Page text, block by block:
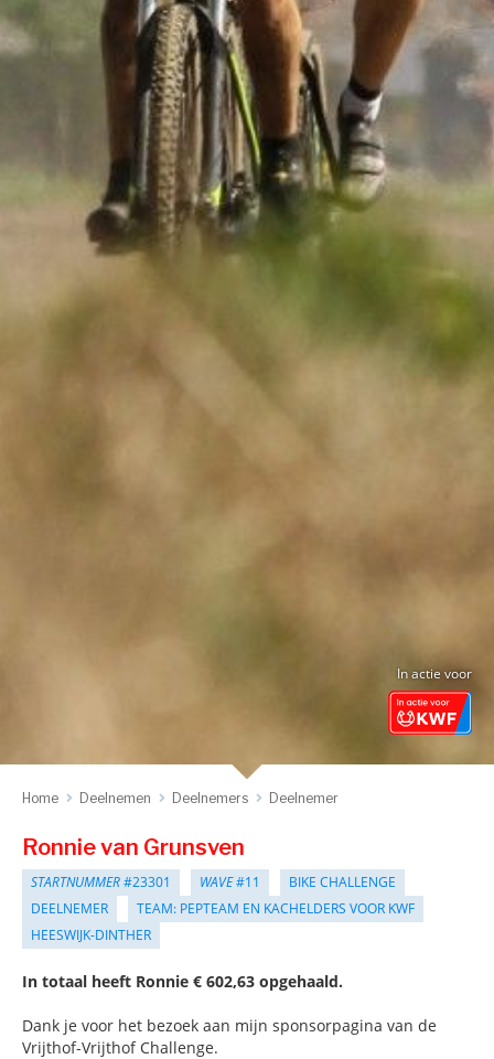
In actie voor
Home Deelnemen Deelnemers Deelnemer
Ronnie van Grunsven
STARTNUMMER#23301 WAVE#11
BIKE CHALLENGE
DEELNEMER
TEAM: PEPTEAM EN KACHELDERS VOOR KWF
HEESWIJK-DINTHER
In totaal heeft Ronnie € 602,63 opgehaald.
Dank je voor het bezoek aan mijn sponsorpagina van de
Vrijthof-Vrijthof Challenge.